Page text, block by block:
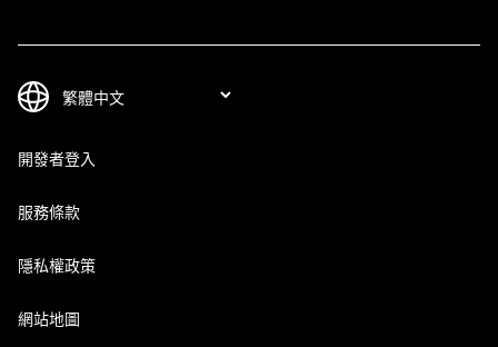
開發者登入
服務條款
隱私權政策
網站地圖